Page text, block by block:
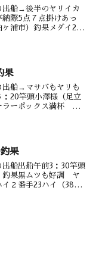
出船→後半のヤリイカ
際5点７点掛けあっ
ヶ浦市）釣果メダイ2～
果
出船→マサバもヤリも
20竿頭小澤様（足立
ラーボックス満杯 ヤ
果
出船出船午前3：30竿頭
釣果黒ムツも好調 ヤ
イ２番手23ハイ（38～